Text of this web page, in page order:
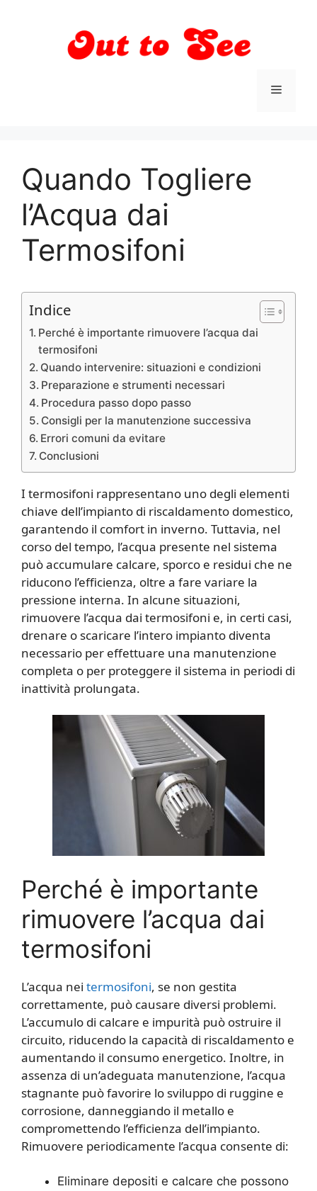
Menu
Quando Togliere
l’Acqua dai
Termosifoni
Indice
Perché è importante rimuovere l’acqua dai
termosifoni
Quando intervenire: situazioni e condizioni
Preparazione e strumenti necessari
Procedura passo dopo passo
Consigli per la manutenzione successiva
Errori comuni da evitare
Conclusioni
I termosifoni rappresentano uno degli elementi
chiave dell’impianto di riscaldamento domestico,
garantendo il comfort in inverno. Tuttavia, nel
corso del tempo, l’acqua presente nel sistema
può accumulare calcare, sporco e residui che ne
riducono l’efficienza, oltre a fare variare la
pressione interna. In alcune situazioni,
rimuovere l’acqua dai termosifoni e, in certi casi,
drenare o scaricare l’intero impianto diventa
necessario per effettuare una manutenzione
completa o per proteggere il sistema in periodi di
inattività prolungata.
Perché è importante
rimuovere l’acqua dai
termosifoni
L’acqua nei termosifoni, se non gestita
correttamente, può causare diversi problemi.
L’accumulo di calcare e impurità può ostruire il
circuito, riducendo la capacità di riscaldamento e
aumentando il consumo energetico. Inoltre, in
assenza di un’adeguata manutenzione, l’acqua
stagnante può favorire lo sviluppo di ruggine e
corrosione, danneggiando il metallo e
compromettendo l’efficienza dell’impianto.
Rimuovere periodicamente l’acqua consente di:
Eliminare depositi e calcare che possono